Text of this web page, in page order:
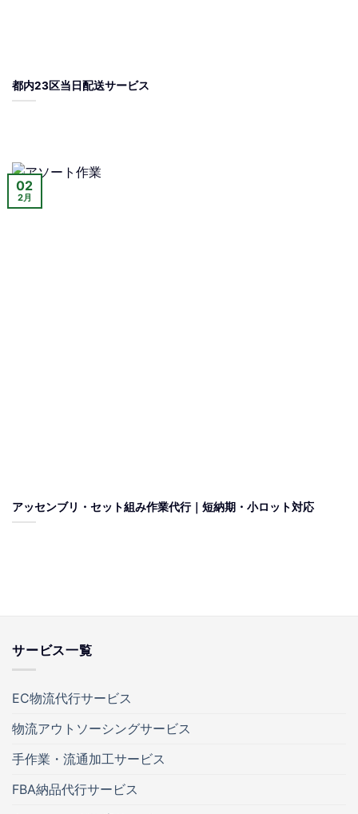
都内23区当日配送サービス
アッセンブリ・セット組み作業代行｜短納期・小ロット対応
02
2月
サービス一覧
EC物流代行サービス
物流アウトソーシングサービス
手作業・流通加工サービス
FBA納品代行サービス